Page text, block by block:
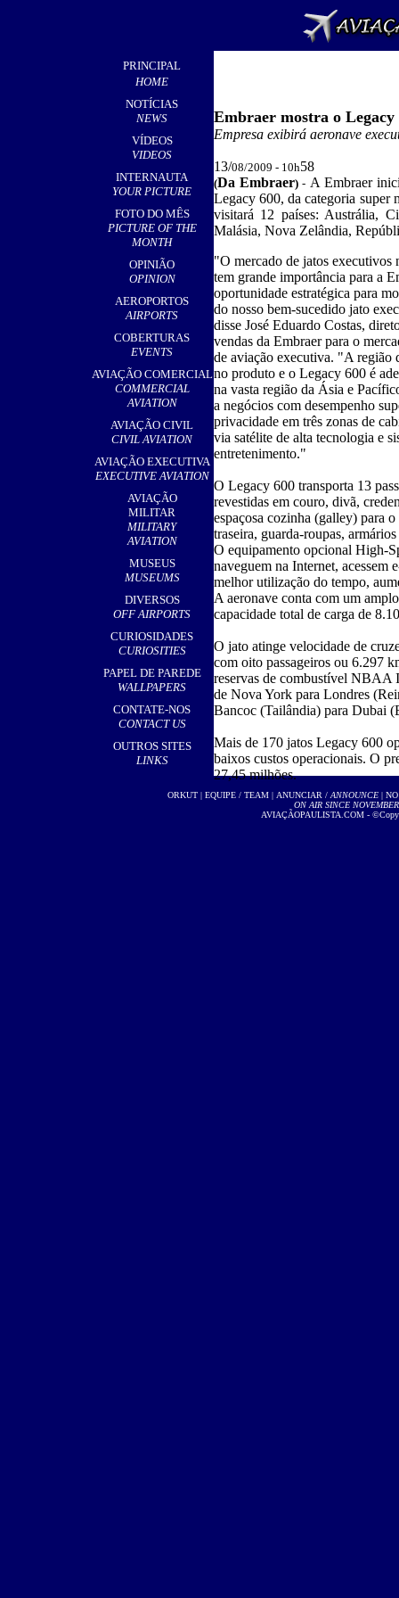
PRINCIPAL
HOME
NOTÍCIAS
NEWS
VÍDEOS
VIDEOS
INTERNAUTA
YOUR PICTURE
FOTO DO MÊS
PICTURE OF THE
MONTH
OPINIÃO
OPINION
AEROPORTOS
AIRPORTS
COBERTURAS
EVENTS
AVIAÇÃO COMERCIAL
COMMERCIAL
AVIATION
AVIAÇÃO CIVIL
CIVIL AVIATION
AVIAÇÃO EXECUTIVA
EXECUTIVE AVIATION
AVIAÇÃO
MILITAR
MILITARY
AVIATION
MUSEUS
MUSEUMS
DIVERSOS
OFF AIRPORTS
CURIOSIDADES
CURIOSITIES
PAPEL DE PAREDE
WALLPAPERS
CONTATE-NOS
CONTACT US
OUTROS SITES
LINKS
Embraer mostra o Legacy
Empresa exibirá aeronave
13/08/2009 - 10h58
(Da Embraer)- A Embraer
Legacy 600, da categoria super
visitará 12 países: Austrália,
Malásia, Nova Zelândia,
"O mercado de jatos executivos
tem grande importância para a
oportunidade estratégica para
do nosso bem-sucedido jato
disse José Eduardo Costas,
vendas da Embraer para o
de aviação executiva. "A região
no produto e o Legacy 600 é
na vasta região da Ásia e
a negócios com desempenho
privacidade em três zonas de
via satélite de alta tecnologia e
entretenimento."
O Legacy 600 transporta 13
revestidas em couro, divã,
espaçosa cozinha (galley) para
traseira, guarda-roupas,
O equipamento opcional High-
naveguem na Internet, acessem
melhor utilização do tempo,
A aeronave conta com um
capacidade total de carga de
O jato atinge velocidade de
com oito passageiros ou 6.297
reservas de combustível NBAA
de Nova York para Londres
Bancoc (Tailândia) para Dubai
Mais de 170 jatos Legacy 600
baixos custos operacionais. O
27,45 milhões.
ORKUT| EQUIPE / TEAM| ANUNCIAR / ANNOUNCE| NO
ON AIR SINCE
AVIAÇÃOPAULISTA.COM -